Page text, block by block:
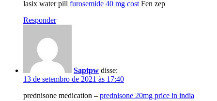
lasix water pill furosemide 40 mg cost Fen zep
Responder
Saptpw disse:
13 de setembro de 2021 às 17:40
prednisone medication – prednisone 20mg price in india